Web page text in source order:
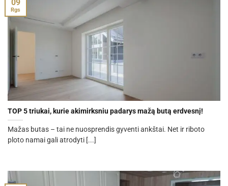
TOP 5 triukai, kurie akimirksniu padarys mažą butą erdvesnį!
Mažas butas – tai ne nuosprendis gyventi ankštai. Net ir riboto
ploto namai gali atrodyti [...]
09
Rgs